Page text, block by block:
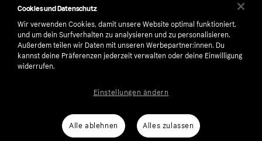
number: 556737-0431
Nutzungsbedingungen CookiesKlarna.com
Cookies und Datenschutz
Wir verwenden Cookies, damit unsere Website optimal funktioniert,
und um dein Surfverhalten zu analysieren und zu personalisieren.
Außerdem teilen wir Daten mit unseren Werbepartner:innen. Du
kannst deine Präferenzen jederzeit verwalten oder deine Einwilligung
widerrufen.
Alle ablehnen Alles zulassen
Einstellungen ändern